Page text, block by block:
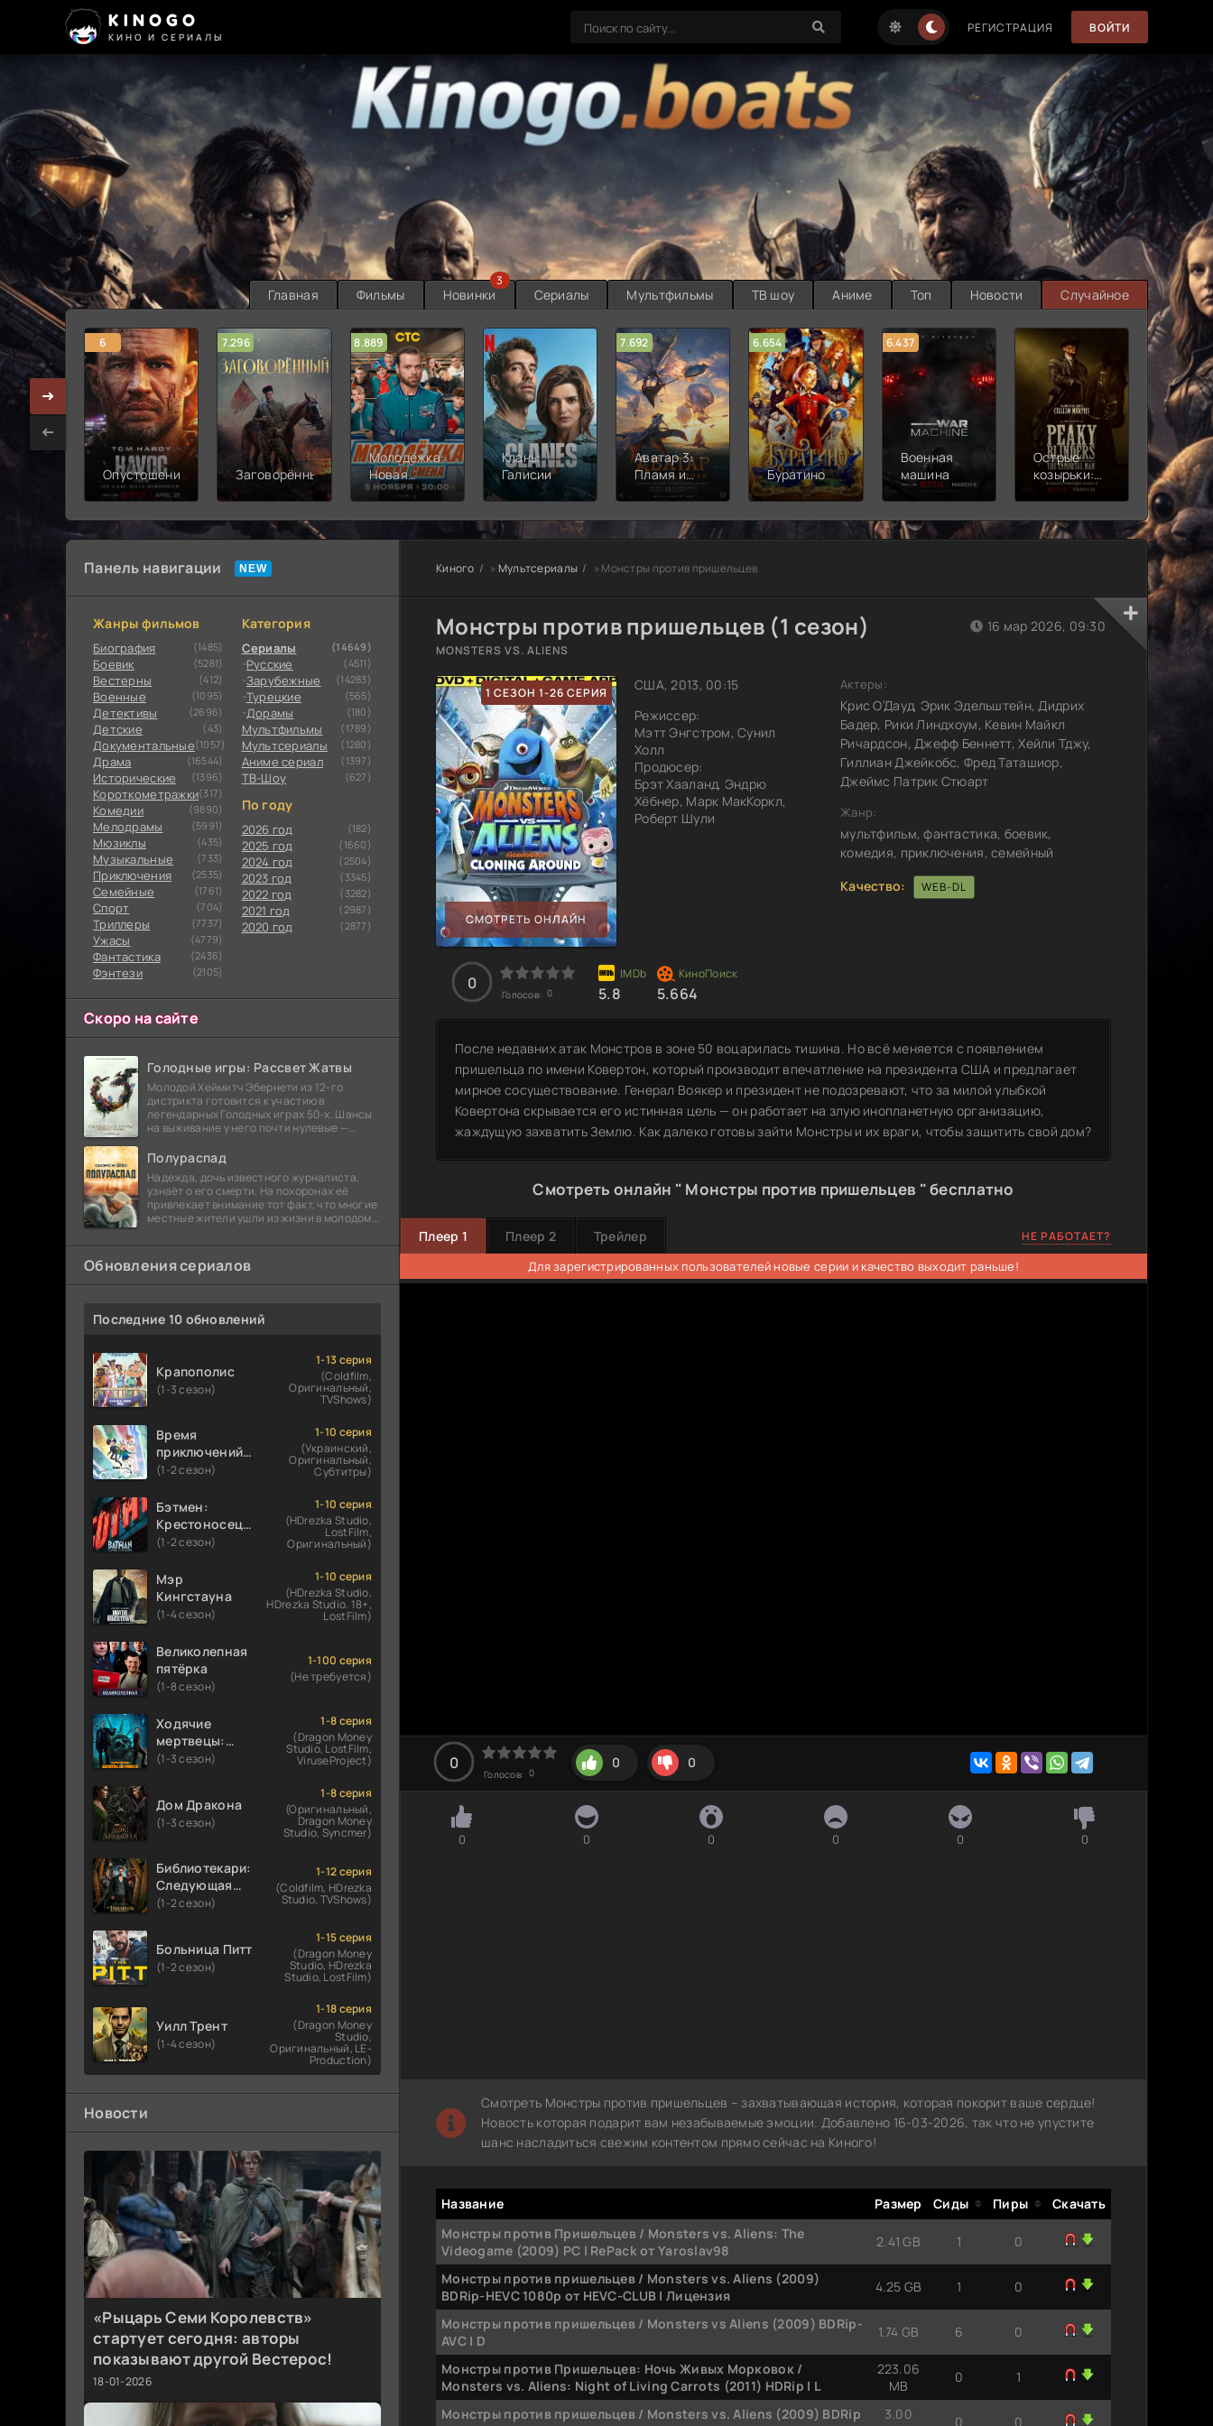
KINOGO
КИНО И СЕРИАЛЫ
РЕГИСТРАЦИЯ ВОЙТИ
Главная Фильмы Новинки
3
Сериалы Мультфильмы ТВ шоу Аниме Топ Новости Случайное
6
Опустошение
7.296
Заговорённый
8.889
Молодёжка:
Новая
смена
Кланы
Галисии
7.692
Аватар 3:
Пламя и
пепел
6.654
Буратино
6.437
Военная
машина
Острые
козырьки:
Бессмертный
7.187
2
Панель навигации
Жанры фильмов
Биография (1485)
Боевик (5281)
Вестерны (412)
Военные (1095)
Детективы (2696)
Детские (43)
Документальные(1057)
Драма (16544)
Исторические (1396)
Короткометражки(317)
Комедии (9890)
Мелодрамы (5991)
Мюзиклы (435)
Музыкальные (733)
Приключения (2535)
Семейные (1761)
Cпорт (704)
Триллеры (7737)
Ужасы (4779)
Фантастика (2436)
Фэнтези (2105)
Категория
Сериалы (14649)
Русские (4511)
Зарубежные (14283)
Турецкие (565)
Дорамы (180)
Мультфильмы (1789)
Мультсериалы (1280)
Аниме сериал (1397)
ТВ-Шоу (627)
По году
2026 год (182)
2025 год (1660)
2024 год (2504)
2023 год (3345)
2022 год (3282)
2021 год (2987)
2020 год (2877)
Скоро на сайте
Голодные игры: Рассвет Жатвы
Молодой Хеймитч Эбернети из 12-го
дистрикта готовится к участию в
легендарных Голодных играх 50-х. Шансы
на выживание у него почти нулевые —
победу еще сорок
Полураспад
Надежда, дочь известного журналиста,
узнаёт о его смерти. На похоронах её
привлекает внимание тот факт, что многие
местные жители ушли из жизни в молодом
бомбы
Обновления сериалов
Последние 10 обновлений
Крапополис
(1-3 сезон)
1-13 серия
(Coldfilm,
Оригинальный,
TVShows)
Время
приключений:
Фионна и Кейк
(1-2 сезон)
1-10 серия
(Украинский,
Оригинальный,
Субтитры)
Бэтмен:
Крестоносец в
плаще
(1-2 сезон)
1-10 серия
(HDrezka Studio,
LostFilm,
Оригинальный)
Мэр
Кингстауна
(1-4 сезон)
1-10 серия
(HDrezka Studio,
HDrezka Studio. 18+,
LostFilm)
Великолепная
пятёрка
(1-8 сезон)
1-100 серия
(Не требуется)
Ходячие
мертвецы:
Мертвый
(1-3 сезон)
1-8 серия
(Dragon Money
Studio, LostFilm,
ViruseProject)
Дом Дракона
(1-3 сезон)
1-8 серия
(Оригинальный,
Dragon Money
Studio, Syncmer)
Библиотекари:
Следующая
глава
(1-2 сезон)
1-12 серия
(Coldfilm, HDrezka
Studio, TVShows)
Больница Питт
(1-2 сезон)
1-15 серия
(Dragon Money
Studio, HDrezka
Studio, LostFilm)
Уилл Трент
(1-4 сезон)
1-18 серия
(Dragon Money
Studio,
Оригинальный, LE-
Production)
Новости
«Рыцарь Семи Королевств»
стартует сегодня: авторы
показывают другой Вестерос!
18-01-2026
Киного » Мультсериалы » Монстры против пришельцев
Монстры против пришельцев (1 сезон)
MONSTERS VS. ALIENS
1 СЕЗОН 1-26 СЕРИЯ
СМОТРЕТЬ ОНЛАЙН
США, 2013, 00:15
Режиссер:
Мэтт Энгстром, Сунил
Холл
Продюсер:
Брэт Хааланд, Эндрю
Хёбнер, Марк МакКоркл,
Роберт Шули
16 мар 2026, 09:30
Актеры:
Крис О’Дауд, Эрик Эдельштейн, Дидрих
Бадер, Рики Линдхоум, Кевин Майкл
Ричардсон, Джефф Беннетт, Хейли Тджу,
Гиллиан Джейкобс, Фред Таташиор,
Джеймс Патрик Стюарт
Жанр:
мультфильм, фантастика, боевик,
комедия, приключения, семейный
Качество:
WEB-DL
0
Голосов: 0 5.8 5.664
После недавних атак Монстров в зоне 50 воцарилась тишина. Но всё меняется с появлением
пришельца по имени Ковертон, который производит впечатление на президента США и предлагает
мирное сосуществование. Генерал Воякер и президент не подозревают, что за милой улыбкой
Ковертона скрывается его истинная цель — он работает на злую инопланетную организацию,
жаждущую захватить Землю. Как далеко готовы зайти Монстры и их враги, чтобы защитить свой дом?
Смотреть онлайн " Монстры против пришельцев " бесплатно
Плеер 1 Плеер 2 Трейлер НЕ РАБОТАЕТ?
Для зарегистрированных пользователей новые серии и качество выходит раньше!
0
Голосов: 0
0 0
0 0 0 0 0 0
Смотреть Монстры против пришельцев – захватывающая история, которая покорит ваше сердце!
Новость которая подарит вам незабываемые эмоции. Добавлено 16-03-2026, так что не упустите
шанс насладиться свежим контентом прямо сейчас на Киного!
Название Размер Сиды Пиры
Скачать
Монстры против Пришельцев / Monsters vs. Aliens: The
Videogame (2009) PC | RePack от Yaroslav98
2.41 GB 1 0
Монстры против пришельцев / Monsters vs. Aliens (2009)
BDRip-HEVC 1080p от HEVC-CLUB | Лицензия
4.25 GB 1 0
Монстры против пришельцев / Monsters vs Aliens (2009) BDRip-
AVC | D
1.74 GB 6 0
Монстры против Пришельцев: Ночь Живых Морковок /
Monsters vs. Aliens: Night of Living Carrots (2011) HDRip | L
223.06
MB
0 1
Монстры против пришельцев / Monsters vs. Aliens (2009) BDRip
3.00
0 0